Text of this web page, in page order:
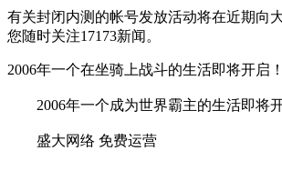
有关封闭内测的帐号发放活动将在近期向
您随时关注17173新闻。
2006年一个在坐骑上战斗的生活即将开启！
2006年一个成为世界霸主的生活即将开
盛大网络 免费运营